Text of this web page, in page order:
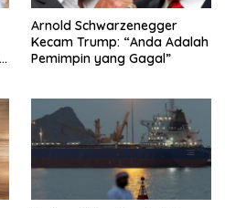
Arnold Schwarzenegger
Kecam Trump: “Anda Adalah
Pemimpin yang Gagal”